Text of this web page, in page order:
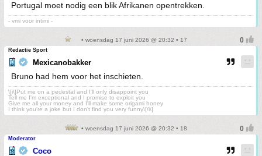
Portugal moet nodig een blik Afrikanen opentrekken.
- vmi voor intimi -
• woensdag 17 juni 2026 @ 20:32 • 17
Redactie Sport
Mexicanobakker
Bruno had hem voor het inschieten.
\[i\]Put me on a pedestal and I'll only disappoint you
Tell me I'm exceptional and I promise to exploit you
Give me all your money and I'll make some origami honey
I think you're a joke but I don't find you very funny\[/i\]
• woensdag 17 juni 2026 @ 20:32 • 18
Moderator
Coco